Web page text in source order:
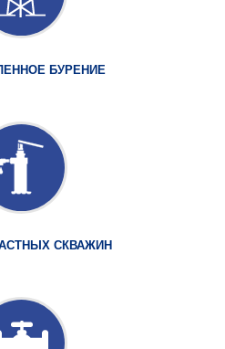
БУРЕНИЕ
СКВАЖИН